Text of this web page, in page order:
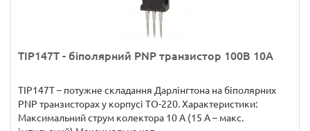
TIP147T - біполярний PNP транзистор 100В 10А
TIP147T – потужне складання Дарлінгтона на біполярних
PNP транзисторах у корпусі TO-220. Характеристики:
Максимальний струм колектора 10 А (15 А – макс.